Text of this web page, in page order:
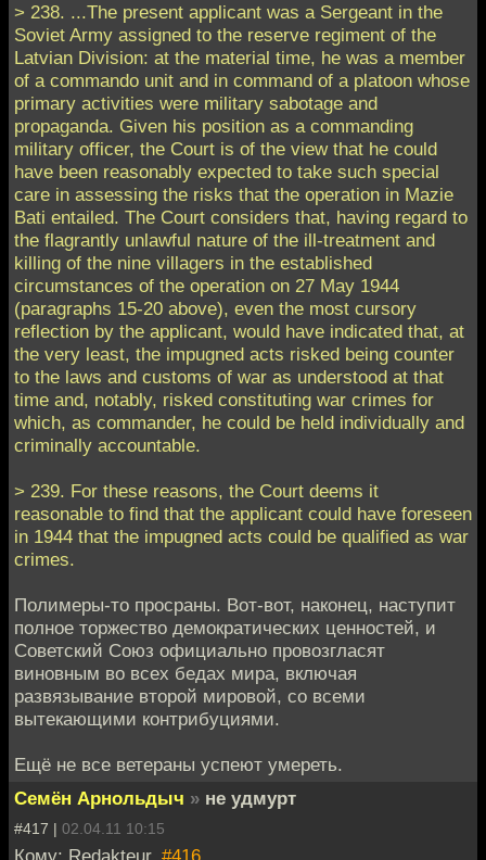
> 238. ...The present applicant was a Sergeant in the
Soviet Army assigned to the reserve regiment of the
Latvian Division: at the material time, he was a member
of a commando unit and in command of a platoon whose
primary activities were military sabotage and
propaganda. Given his position as a commanding
military officer, the Court is of the view that he could
have been reasonably expected to take such special
care in assessing the risks that the operation in Mazie
Bati entailed. The Court considers that, having regard to
the flagrantly unlawful nature of the ill-treatment and
killing of the nine villagers in the established
circumstances of the operation on 27 May 1944
(paragraphs 15-20 above), even the most cursory
reflection by the applicant, would have indicated that, at
the very least, the impugned acts risked being counter
to the laws and customs of war as understood at that
time and, notably, risked constituting war crimes for
which, as commander, he could be held individually and
criminally accountable.
> 239. For these reasons, the Court deems it
reasonable to find that the applicant could have foreseen
in 1944 that the impugned acts could be qualified as war
crimes.
Полимеры-то просраны. Вот-вот, наконец, наступит
полное торжество демократических ценностей, и
Советский Союз официально провозгласят
виновным во всех бедах мира, включая
развязывание второй мировой, со всеми
вытекающими контрибуциями.
Ещё не все ветераны успеют умереть.
Семён Арнольдыч » не удмурт
#417 | 02.04.11 10:15